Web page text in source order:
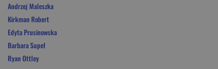
Andrzej Maleszka
Kirkman Robert
Edyta Prusinowska
Barbara Supeł
Ryan Ottley